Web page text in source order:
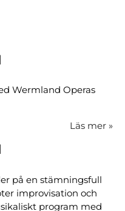
Wermland Operas
Läs mer »
på en stämningsfull
improvisation och
program med